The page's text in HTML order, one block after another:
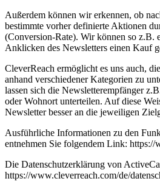
Außerdem können wir erkennen, ob
bestimmte vorher definierte Aktionen
(Conversion-Rate). Wir können so z.B.
Anklicken des Newsletters einen Kauf
CleverReach ermöglicht es uns auch,
anhand verschiedener Kategorien zu
lassen sich die Newsletterempfänger
oder Wohnort unterteilen. Auf diese
Newsletter besser an die jeweiligen
Ausführliche Informationen zu den
entnehmen Sie folgendem Link: https://
Die Datenschutzerklärung von
https://www.cleverreach.com/de/